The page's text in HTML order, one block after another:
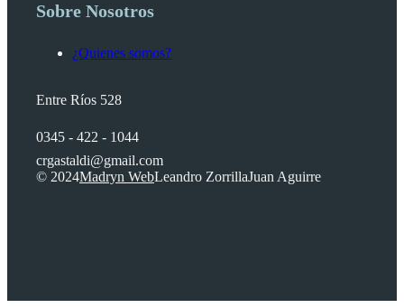
Sobre Nosotros
¿Quienes somos?
Entre Ríos 528
0345 - 422 - 1044
crgastaldi@gmail.com
© 2024Madryn WebLeandro ZorrillaJuan Aguirre